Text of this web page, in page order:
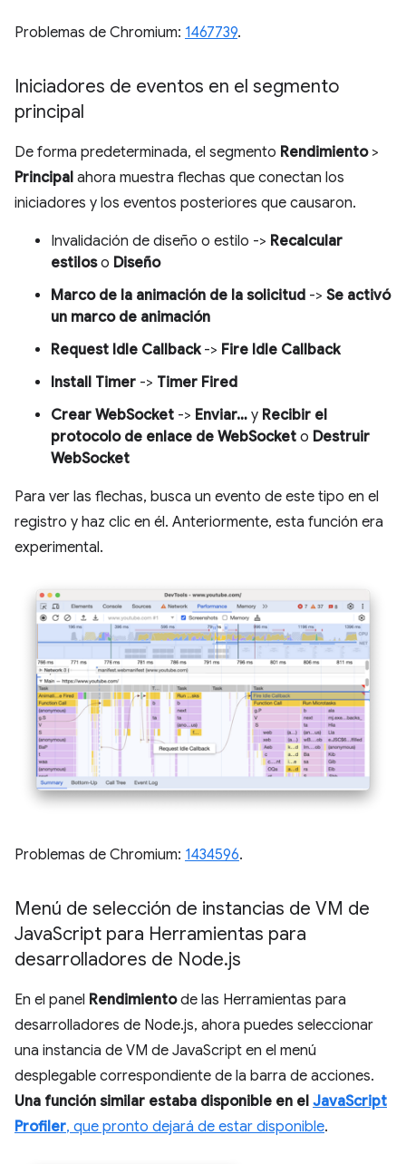
Problemas de Chromium: 1467739.
Iniciadores de eventos en el segmento
principal
De forma predeterminada, el segmento Rendimiento>
Principal ahora muestra flechas que conectan los
iniciadores y los eventos posteriores que causaron.
Invalidación de diseño o estilo -> Recalcular
estiloso Diseño
Marco de la animación de la solicitud -> Se activó
un marco de animación
Request Idle Callback-> Fire Idle Callback
Install Timer -> Timer Fired
Crear WebSocket -> Enviar… y Recibir el
protocolo de enlace de WebSocket o Destruir
WebSocket
Para ver las flechas, busca un evento de este tipo en el
registro y haz clic en él. Anteriormente, esta función era
experimental.
Problemas de Chromium: 1434596.
Menú de selección de instancias de VM de
JavaScript para Herramientas para
desarrolladores de Node.js
En el panel Rendimientode las Herramientas para
desarrolladores de Node.js, ahora puedes seleccionar
una instancia de VM de JavaScript en el menú
desplegable correspondiente de la barra de acciones.
Una función similar estaba disponible en el JavaScript
Profiler, que pronto dejará de estar disponible.